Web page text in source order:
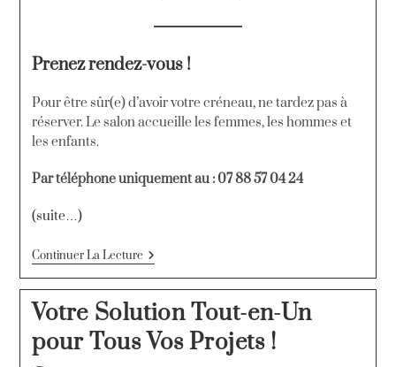
Prenez rendez-vous !
Pour être sûr(e) d’avoir votre créneau, ne tardez pas à
réserver. Le salon accueille les femmes, les hommes et
les enfants.
Par téléphone uniquement au : 07 88 57 04 24
(suite…)
Continuer La Lecture
Votre Solution Tout-en-Un
pour Tous Vos Projets !